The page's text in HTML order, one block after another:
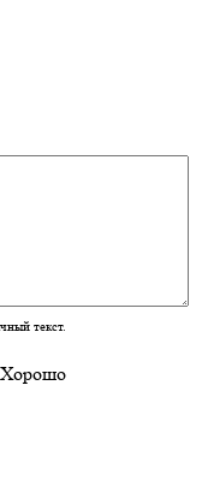
текст.
Хорошо